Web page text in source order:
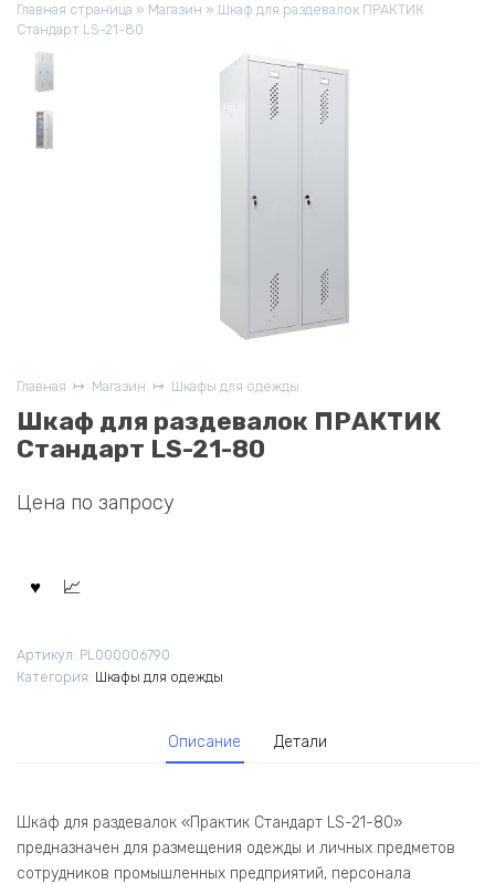
Главная страница » Магазин » Шкаф для раздевалок ПРАКТИК
Стандарт LS-21-80
Главная Магазин Шкафы для одежды
Шкаф для раздевалок ПРАКТИК
Стандарт LS-21-80
Цена по запросу
Артикул: PL000006790
Категория: Шкафы для одежды
Описание Детали
Шкаф для раздевалок «Практик Стандарт LS-21-80»
предназначен для размещения одежды и личных предметов
сотрудников промышленных предприятий, персонала